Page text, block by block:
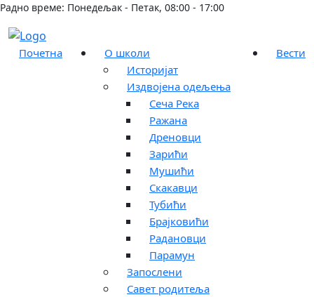
Радно време: Понедељак - Петак, 08:00 - 17:00
Почетна
О школи
Историјат
Издвојена одељења
Сеча Река
Ражана
Дреновци
Зарићи
Мушићи
Скакавци
Тубићи
Брајковићи
Радановци
Парамун
Запослени
Савет родитеља
Вести